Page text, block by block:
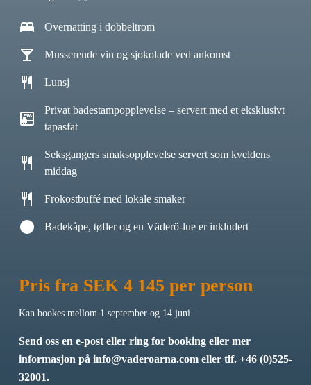
bed Overnatting i dobbeltrom
local_bar Musserende vin og sjokolade ved ankomst
restaurant Lunsj
sauna
Privat badestampopplevelse – servert med et eksklusivt
tapasfat
restaurant
Seksgangers smaksopplevelse servert som kveldens
middag
restaurant Frokostbuffé med lokale smaker
circle Badekåpe, tøfler og en Väderö-lue er inkludert
Pris fra SEK 4 145 per person
Kan bookes mellom 1 september og 14 juni.
Send oss en e-post eller ring for booking eller mer
informasjon på info@vaderoarna.com eller tlf. +46 (0)525-
32001.